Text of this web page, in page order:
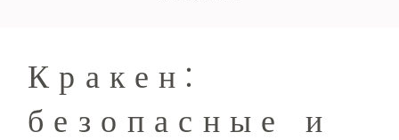
Кракен:
безопасные и